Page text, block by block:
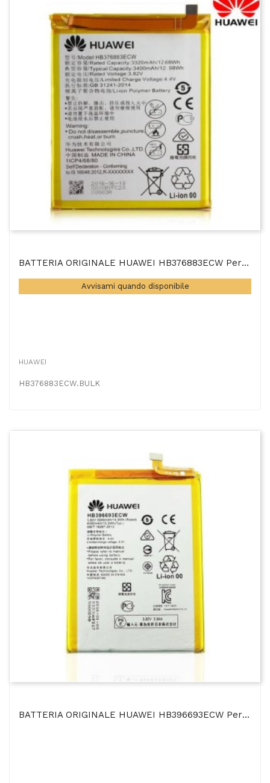
BATTERIA ORIGINALE HUAWEI HB376883ECW Per HUAWEI P9 PLUS - 3320 MAh LI-ION BULK
Avvisami quando disponibile
HUAWEI
HB376883ECW.BULK
BATTERIA ORIGINALE HUAWEI HB396693ECW Per MATE 8 - 4000 MAh LI-ION BULK